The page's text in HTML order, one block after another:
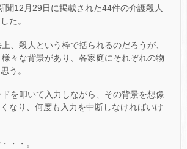
聞12月29日に掲載された44件の介護殺人
た。
、殺人という枠で括られるのだろうが、
々な背景があり、各家庭にそれぞれの物
う。
を叩いて入力しながら、その背景を想像
なり、何度も入力を中断しなければいけ
・・。